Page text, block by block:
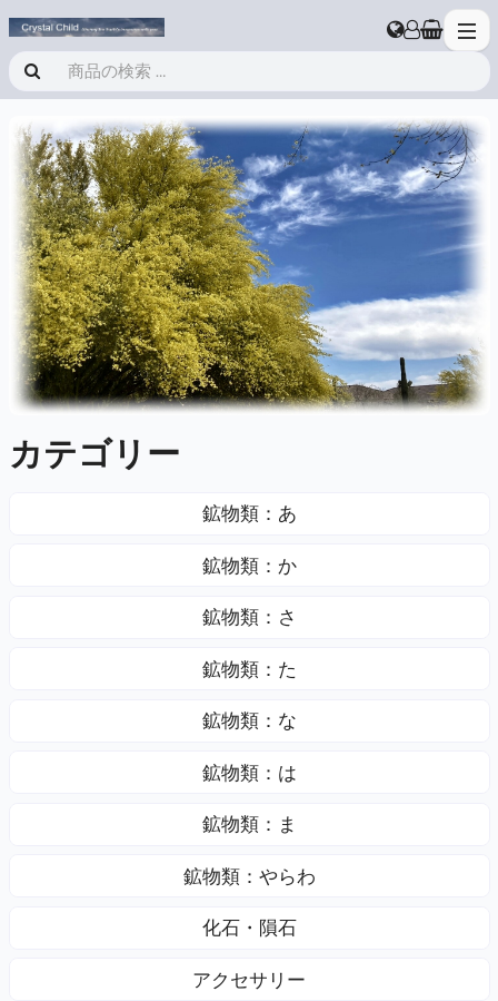
カテゴリー
鉱物類：あ
鉱物類：か
鉱物類：さ
鉱物類：た
鉱物類：な
鉱物類：は
鉱物類：ま
鉱物類：やらわ
化石・隕石
アクセサリー